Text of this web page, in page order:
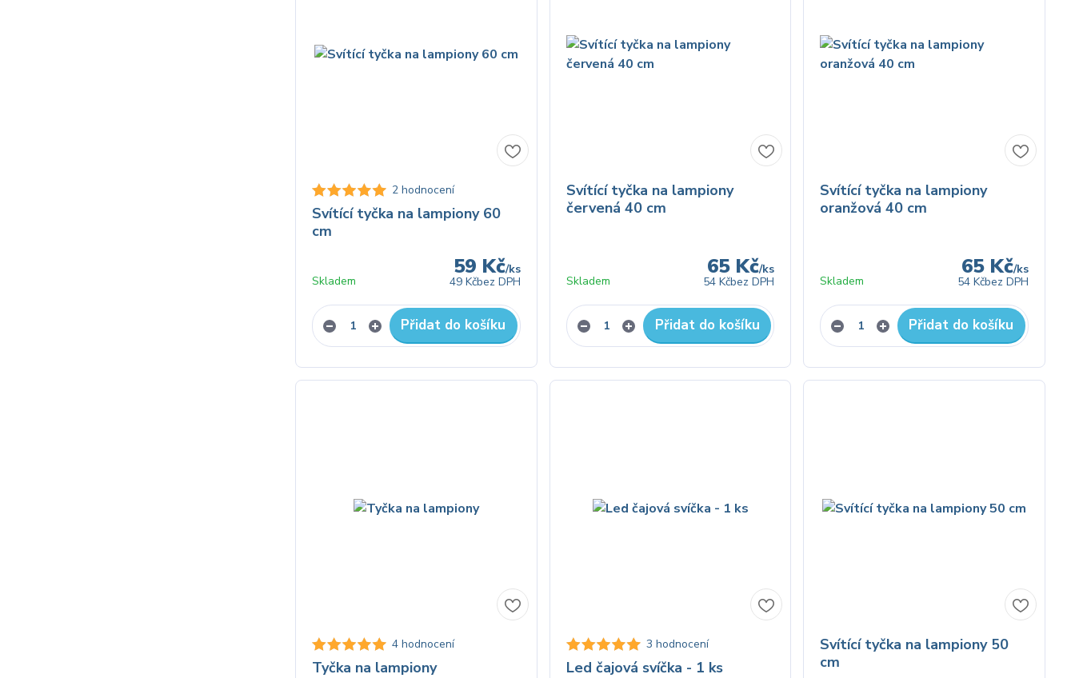
2 hodnocení
Svítící tyčka na lampiony 60
cm
59 Kč/ks
49 Kčbez DPH
Skladem
Přidat do košíku
Svítící tyčka na lampiony
červená 40 cm
65 Kč/ks
54 Kčbez DPH
Skladem
Přidat do košíku
Svítící tyčka na lampiony
oranžová 40 cm
65 Kč/ks
54 Kčbez DPH
Skladem
Přidat do košíku
4 hodnocení
Tyčka na lampiony
3 hodnocení
Led čajová svíčka - 1 ks
Svítící tyčka na lampiony 50
cm